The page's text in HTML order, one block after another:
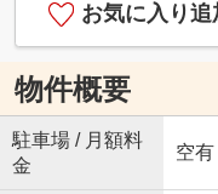
お気に入り追
物件概要
駐車場 / 月額料
金
空